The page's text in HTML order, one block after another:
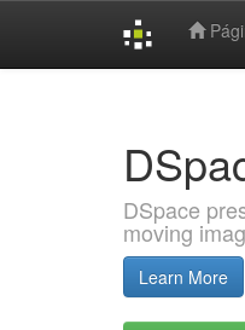
DSpace
moving
Learn More